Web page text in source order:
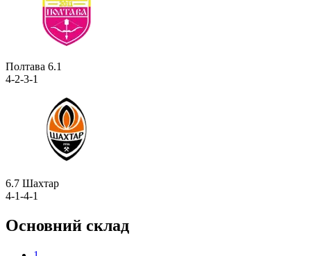
Полтава 6.1
4-2-3-1
6.7 Шахтар
4-1-4-1
Основний склад